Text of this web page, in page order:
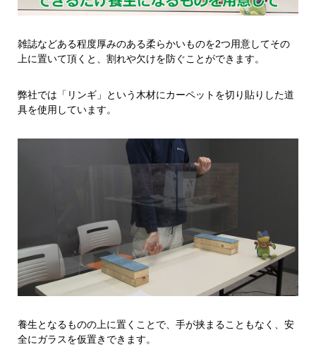
雑誌などある程度厚みのある柔らかいものを2つ用意してその
上に置いて頂くと、割れや欠けを防ぐことができます。
弊社では「リンギ」という木材にカーペットを切り貼りした道
具を使用しています。
養生となるものの上に置くことで、手が挟まることもなく、安
全にガラスを仮置きできます。